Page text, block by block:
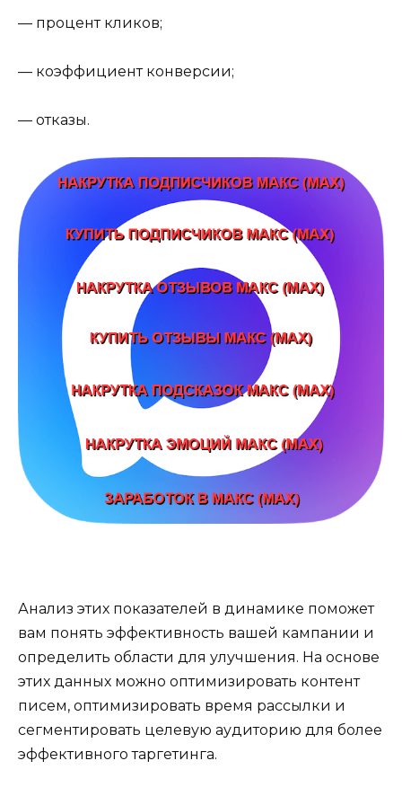
— процент кликов;
— коэффициент конверсии;
— отказы.
Анализ этих показателей в динамике поможет
вам понять эффективность вашей кампании и
определить области для улучшения. На основе
этих данных можно оптимизировать контент
писем, оптимизировать время рассылки и
сегментировать целевую аудиторию для более
эффективного таргетинга.